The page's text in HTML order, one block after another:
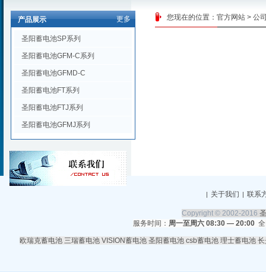
产品展示 更多
圣阳蓄电池SP系列
圣阳蓄电池GFM-C系列
圣阳蓄电池GFMD-C
圣阳蓄电池FT系列
圣阳蓄电池FTJ系列
圣阳蓄电池GFMJ系列
您现在的位置： 官方网站 > 公
| 关于我们 | 联系
Copyright © 2002-2016
服务时间： 周一至周六 08:30 — 20:00全
欧瑞克蓄电池 三瑞蓄电池 VISION蓄电池 圣阳蓄电池 csb蓄电池 理士蓄电池